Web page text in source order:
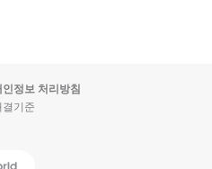
인정보 처리방침
결기준